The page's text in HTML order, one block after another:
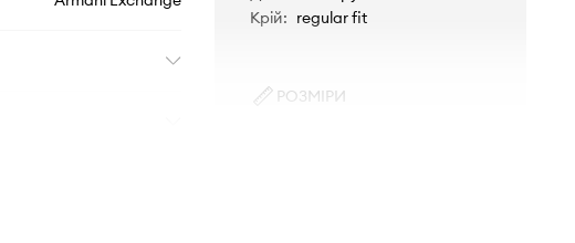
Крій: regular fit
РОЗМІРИ